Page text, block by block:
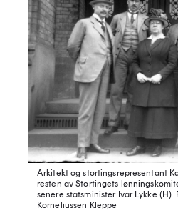
Arkitekt og stortingsrepresentant
resten av Stortingets
senere statsminister Ivar Lykke (H).
Korneliussen Kleppe